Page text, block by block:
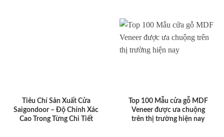
Tiêu Chí Sản Xuất Cửa
Saigondoor – Độ Chính Xác
Cao Trong Từng Chi Tiết
Top 100 Mẫu cửa gỗ MDF
Veneer được ưa chuộng
trên thị trường hiện nay